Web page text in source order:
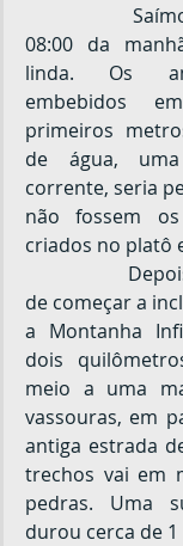
		Saímos no dia 29/08 às
08:00 da
linda. Os
embebidos
primeiros
de água,
corrente, seria
não fossem
criados no platô
de começar a
a Montanha
dois
meio a uma
vassouras, em
antiga estrada
trechos vai em
pedras. Uma
durou cerca de